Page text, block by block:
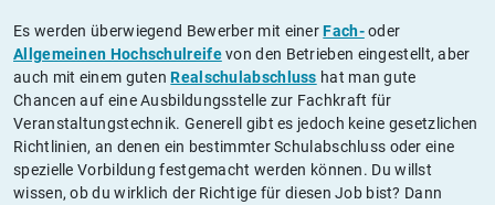
Es werden überwiegend Bewerber mit einerFach-oder
Allgemeinen Hochschulreifevon den Betrieben eingestellt, aber
auch mit einem gutenRealschulabschluss hat man gute
Chancen auf eine Ausbildungsstelle zur Fachkraft für
Veranstaltungstechnik. Generell gibt es jedoch keine gesetzlichen
Richtlinien, an denen ein bestimmter Schulabschluss oder eine
spezielle Vorbildung festgemacht werden können. Du willst
wissen, ob du wirklich der Richtige für diesen Job bist? Dann